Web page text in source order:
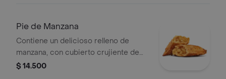
Pie de Manzana
Contiene un delicioso relleno de
manzana, con cubierto crujiente de
hojaldre.
$ 14.500